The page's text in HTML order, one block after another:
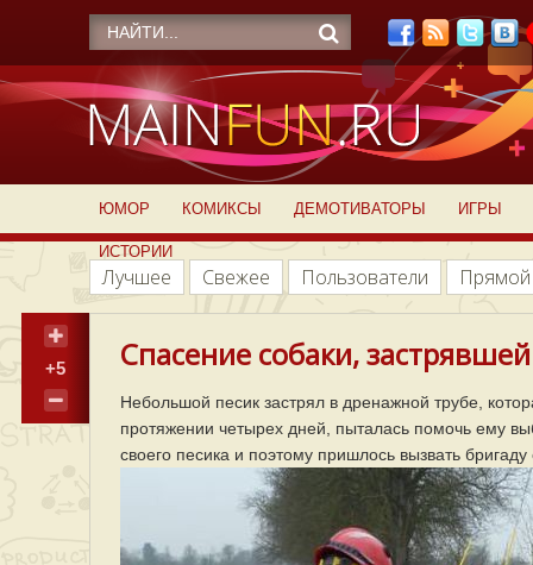
ЮМОР КОМИКСЫ ДЕМОТИВАТОРЫ ИГРЫ
ИСТОРИИ
Лучшее Свежее Пользователи
+5 Спасение собаки,
Небольшой песик застрял в дренажной трубе,
протяжении четырех дней, пыталась помочь ему
своего песика и поэтому пришлось вызвать